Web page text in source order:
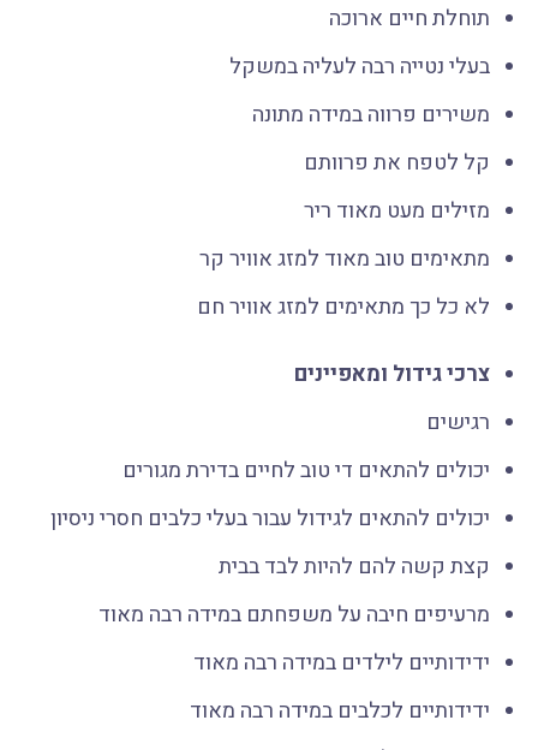
תוחלת חיים ארוכה
בעלי נטייה רבה לעליה במשקל
משירים פרווה במידה מתונה
קל לטפח את פרוותם
מזילים מעט מאוד ריר
מתאימים טוב מאוד למזג אוויר קר
לא כל כך מתאימים למזג אוויר חם
צרכי גידול ומאפיינים
רגישים
יכולים להתאים די טוב לחיים בדירת מגורים
יכולים להתאים לגידול עבור בעלי כלבים חסרי ניסיון
קצת קשה להם להיות לבד בבית
מרעיפים חיבה על משפחתם במידה רבה מאוד
ידידותיים לילדים במידה רבה מאוד
ידידותיים לכלבים במידה רבה מאוד